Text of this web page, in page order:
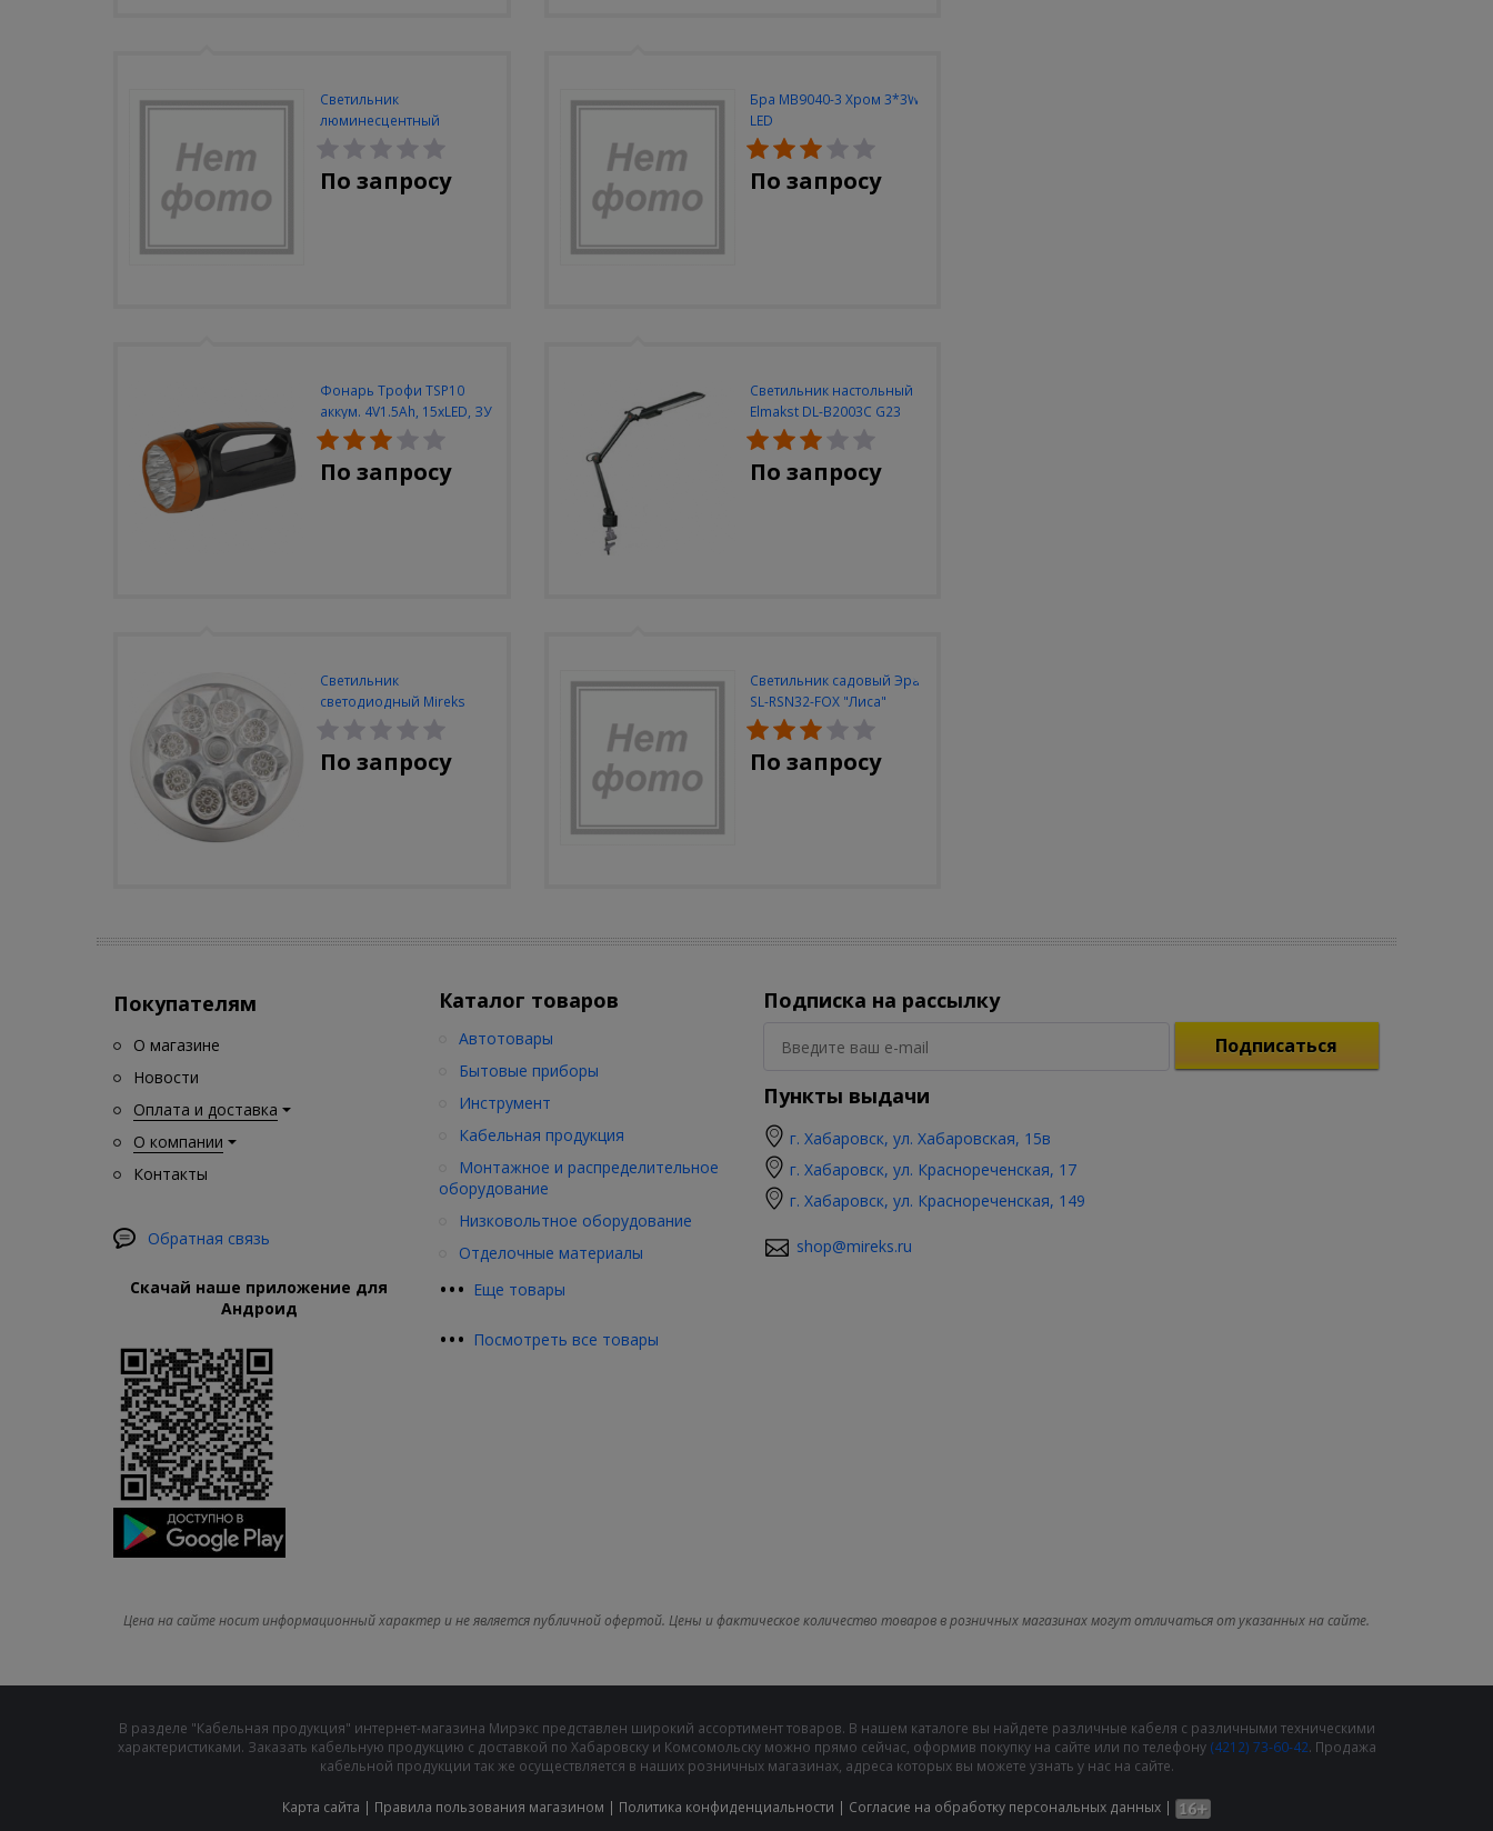
Светильник
люминесцентный
Navigator NEL-A2-E130-T4-
840/WH
По запросу
Бра MB9040-3 Хром 3*3W
LED
По запросу
Фонарь Трофи TSP10
аккум. 4V1.5Ah, 15xLED, ЗУ
вилка 220V
По запросу
Светильник настольный
Elmakst DL-B2003C G23
черный струбцина
По запросу
Светильник
светодиодный Mireks
С-310-80-S (5W/4000-
5000K/500lm/датчик
движения)
По запросу
Светильник садовый Эра
SL-RSN32-FOX "Лиса"
солн.бат, полистоун,
цветной, 32 см
По запросу
Покупателям
О магазине
Новости
Оплата и доставка
О компании
Контакты
Обратная связь
Скачай наше приложение для
Андроид
Каталог товаров
••• Еще товары
Автотовары
Бытовые приборы
Инструмент
Кабельная продукция
Монтажное и распределительное
оборудование
Низковольтное оборудование
Отделочные материалы
••• Посмотреть все товары
Подписка на рассылку
Подписаться
Пункты выдачи
г. Хабаровск, ул. Хабаровская, 15в
г. Хабаровск, ул. Краснореченская, 17
г. Хабаровск, ул. Краснореченская, 149
shop@mireks.ru
Цена на сайте носит информационный характер и не является публичной офертой. Цены и фактическое количество товаров в розничных магазинах могут отличаться от указанных на сайте.
В разделе "Кабельная продукция" интернет-магазина Мирэкс представлен широкий ассортимент товаров. В нашем каталоге вы найдете различные кабеля с различными техническими
характеристиками. Заказать кабельную продукцию с доставкой по Хабаровску и Комсомольску можно прямо сейчас, оформив покупку на сайте или по телефону (4212) 73-60-42. Продажа
кабельной продукции так же осуществляется в наших розничных магазинах, адреса которых вы можете узнать у нас на сайте.
Карта сайта | Правила пользования магазином | Политика конфиденциальности | Cогласие на обработку персональных данных |